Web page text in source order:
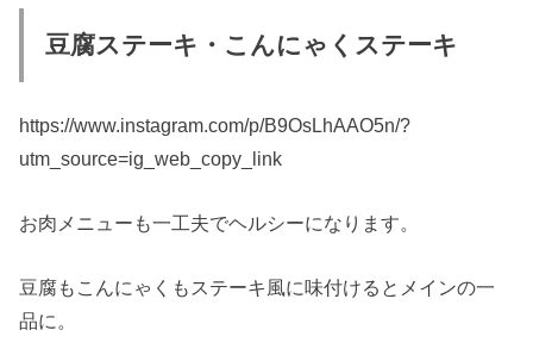
豆腐ステーキ・こんにゃくステーキ
https://www.instagram.com/p/B9OsLhAAO5n/?
utm_source=ig_web_copy_link
お肉メニューも一工夫でヘルシーになります。
豆腐もこんにゃくもステーキ風に味付けるとメインの一
品に。